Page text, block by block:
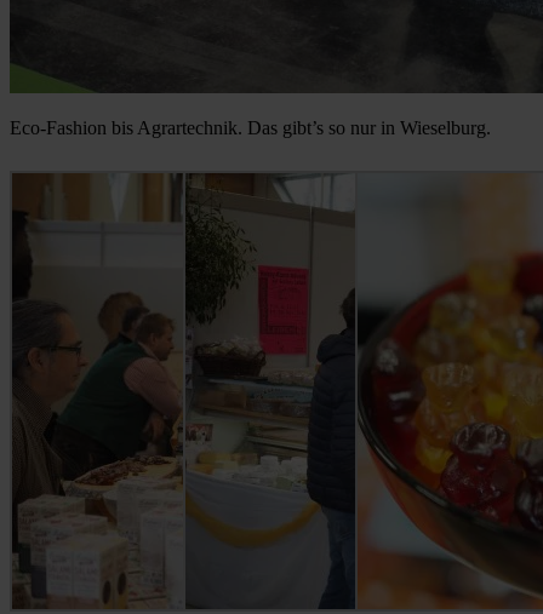
Eco-Fashion bis Agrartechnik. Das gibt’s so nur in Wieselburg.